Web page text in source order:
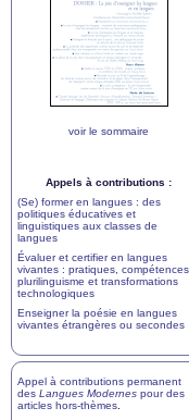
voir le sommaire
Appels à contributions :
(Se) former en langues : des
politiques éducatives et
linguistiques aux classes de
langues
Évaluer et certifier en langues
vivantes : pratiques, compétences,
plurilinguisme et transformations
technologiques
Enseigner la poésie en langues
vivantes étrangères ou secondes
Appel à contributions permanent
des Langues Modernes pour des
articles hors-thèmes